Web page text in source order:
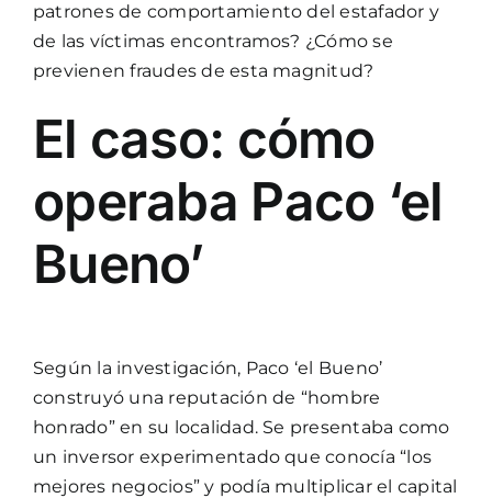
patrones de comportamiento del estafador y
de las víctimas encontramos? ¿Cómo se
previenen fraudes de esta magnitud?
El caso: cómo
operaba Paco ‘el
Bueno’
Según la investigación, Paco ‘el Bueno’
construyó una reputación de “hombre
honrado” en su localidad. Se presentaba como
un inversor experimentado que conocía “los
mejores negocios” y podía multiplicar el capital